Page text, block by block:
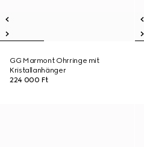
GG Marmont Ohrringe mit
Kristallanhänger
224 000 Ft